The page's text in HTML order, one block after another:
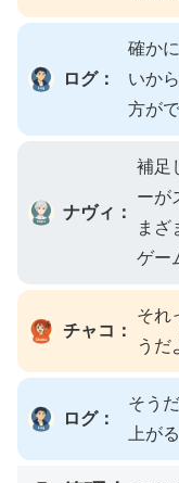
ログ：
確か
いか
方が
ナヴィ：
補足
ーが
まざ
ゲー
チャコ：
それ
うだ
ログ：
そう
上が